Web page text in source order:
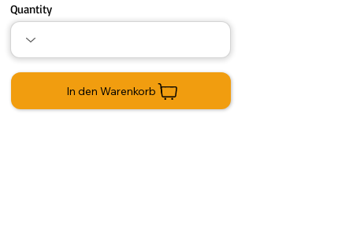
Quantity
In den Warenkorb